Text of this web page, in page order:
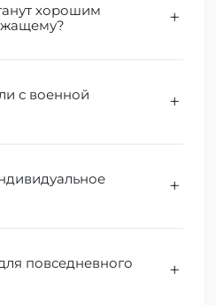
хорошим
с военной
повседневного